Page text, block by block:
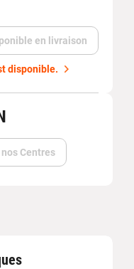
en livraison
disponible.
Centres